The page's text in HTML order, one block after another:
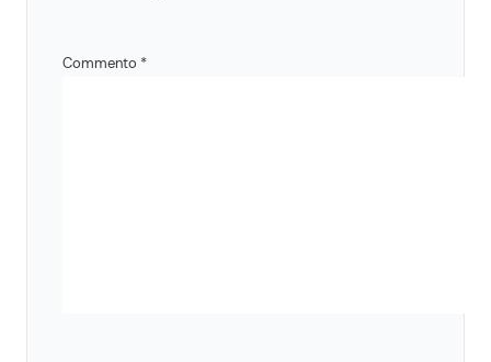
Commento *